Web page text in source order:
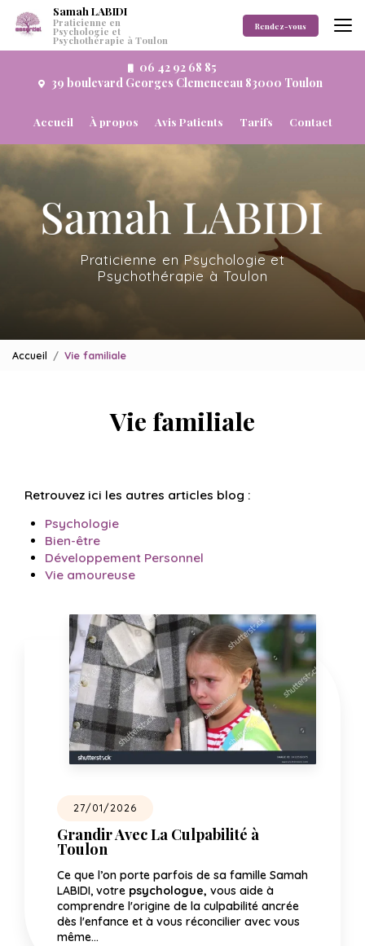
Aller
06 42 92 68 85
39 boulevard Georges Clemenceau 83000 Toulon
Accueil À propos Avis Patients Tarifs Contact
Samah LABIDI
Praticienne en
Psychologie et
Psychothérapie à Toulon
Rendez-vous
Praticienne en Psychologie et
Psychothérapie à Toulon
Accueil Vie familiale
Vie familiale
Retrouvez ici les autres articles blog :
Psychologie
Bien-être
Développement Personnel
Vie amoureuse
27/01/2026
Grandir Avec La Culpabilité à
Toulon
Ce que l’on porte parfois de sa famille Samah
LABIDI, votre psychologue, vous aide à
comprendre l'origine de la culpabilité ancrée
dès l'enfance et à vous réconcilier avec vous
même…